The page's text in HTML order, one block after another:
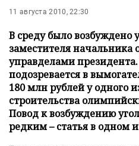
11 августа 2010, 22:30
В среду было возбуждено
заместителя начальника
управделами
подозревается в
180 млн рублей у одного
строительства
Повод к возбуждению
редким – статья в одном